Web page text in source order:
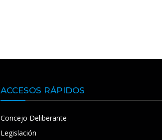
ACCESOS RÁPIDOS
Concejo Deliberante
Legislación